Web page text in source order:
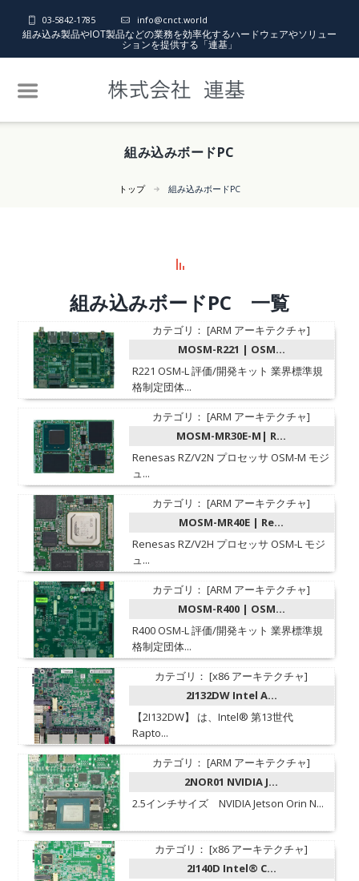
03-5842-1785 info@cnct.world
組み込み製品やIOT製品などの業務を効率化するハードウェアやソリュー
ションを提供する「連基」
組み込みボードPC
トップ 組み込みボードPC
組み込みボードPC 一覧
カテゴリ： [ARM アーキテクチャ]
MOSM-R221 | OSM...
R221 OSM-L 評価/開発キット 業界標準規
格制定団体...
カテゴリ： [ARM アーキテクチャ]
MOSM-MR30E-M| R...
Renesas RZ/V2N プロセッサ OSM-M モジ
ュ...
カテゴリ： [ARM アーキテクチャ]
MOSM-MR40E | Re...
Renesas RZ/V2H プロセッサ OSM-L モジ
ュ...
カテゴリ： [ARM アーキテクチャ]
MOSM-R400 | OSM...
R400 OSM-L 評価/開発キット 業界標準規
格制定団体...
カテゴリ： [x86 アーキテクチャ]
2I132DW Intel A...
【2I132DW】 は、Intel® 第13世代
Rapto...
カテゴリ： [ARM アーキテクチャ]
2NOR01 NVIDIA J...
2.5インチサイズ NVIDIA Jetson Orin N...
カテゴリ： [x86 アーキテクチャ]
2I140D Intel® C...